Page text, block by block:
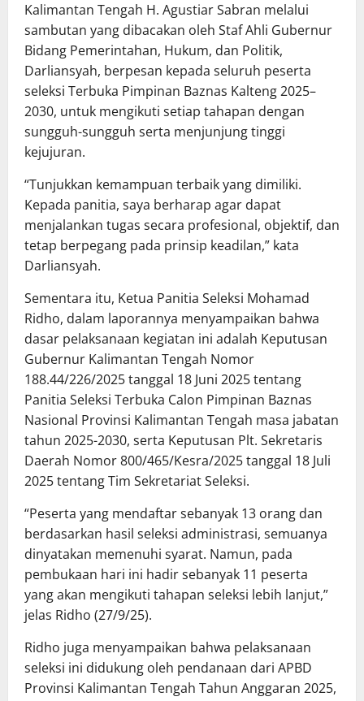
Kalimantan Tengah H. Agustiar Sabran melalui
sambutan yang dibacakan oleh Staf Ahli Gubernur
Bidang Pemerintahan, Hukum, dan Politik,
Darliansyah, berpesan kepada seluruh peserta
seleksi Terbuka Pimpinan Baznas Kalteng 2025–
2030, untuk mengikuti setiap tahapan dengan
sungguh-sungguh serta menjunjung tinggi
kejujuran.
“Tunjukkan kemampuan terbaik yang dimiliki.
Kepada panitia, saya berharap agar dapat
menjalankan tugas secara profesional, objektif, dan
tetap berpegang pada prinsip keadilan,” kata
Darliansyah.
Sementara itu, Ketua Panitia Seleksi Mohamad
Ridho, dalam laporannya menyampaikan bahwa
dasar pelaksanaan kegiatan ini adalah Keputusan
Gubernur Kalimantan Tengah Nomor
188.44/226/2025 tanggal 18 Juni 2025 tentang
Panitia Seleksi Terbuka Calon Pimpinan Baznas
Nasional Provinsi Kalimantan Tengah masa jabatan
tahun 2025-2030, serta Keputusan Plt. Sekretaris
Daerah Nomor 800/465/Kesra/2025 tanggal 18 Juli
2025 tentang Tim Sekretariat Seleksi.
“Peserta yang mendaftar sebanyak 13 orang dan
berdasarkan hasil seleksi administrasi, semuanya
dinyatakan memenuhi syarat. Namun, pada
pembukaan hari ini hadir sebanyak 11 peserta
yang akan mengikuti tahapan seleksi lebih lanjut,”
jelas Ridho (27/9/25).
Ridho juga menyampaikan bahwa pelaksanaan
seleksi ini didukung oleh pendanaan dari APBD
Provinsi Kalimantan Tengah Tahun Anggaran 2025,